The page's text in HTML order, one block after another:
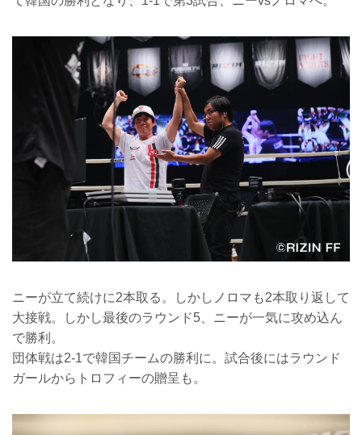
ニーが立て続けに2本取る。しかしノロマも2本取り返して
大接戦。しかし最後のラウンド5、ニーが一気に攻め込ん
で勝利。
団体戦は2-1で韓国チームの勝利に。試合後にはラウンド
ガールからトロフィーの贈呈も。